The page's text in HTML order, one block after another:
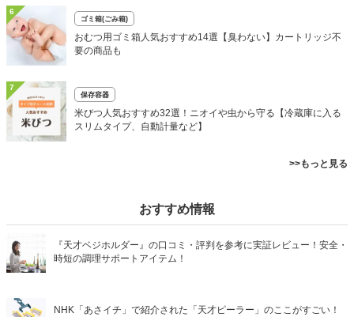
6
ゴミ箱(ごみ箱)
おむつ用ゴミ箱人気おすすめ14選【臭わない】カートリッジ不
要の商品も
7
保存容器
米びつ人気おすすめ32選！ニオイや虫から守る【冷蔵庫に入る
スリムタイプ、自動計量など】
>>もっと見る
おすすめ情報
『天才ベジホルダー』の口コミ・評判を参考に実証レビュー！安全・
時短の調理サポートアイテム！
NHK「あさイチ」で紹介された「天才ピーラー」のここがすごい！